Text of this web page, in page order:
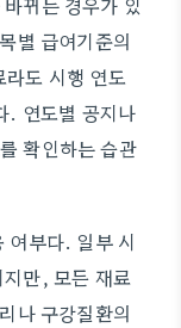
별 급여기준의
도 시행 연도
. 연도별 공지나
확인하는 습관
여부다. 일부 시
만, 모든 재료
나 구강질환의